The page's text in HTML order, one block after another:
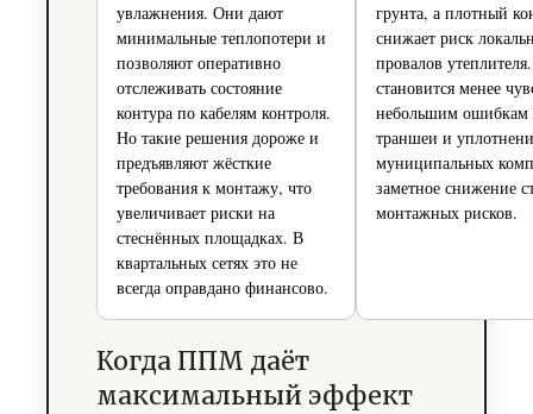
увлажнения. Они дают
минимальные теплопотери и
позволяют оперативно
отслеживать состояние
контура по кабелям контроля.
Но такие решения дороже и
предъявляют жёсткие
требования к монтажу, что
увеличивает риски на
стеснённых площадках. В
квартальных сетях это не
всегда оправдано финансово.
грунта, а плотный
снижает риск
провалов
становится менее
небольшим ошибкам
траншеи и
муниципальных
заметное снижение
монтажных рисков.
Когда ППМ даёт
максимальный эффект